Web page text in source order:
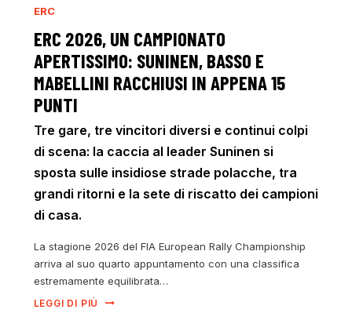
ERC
ERC 2026, UN CAMPIONATO
APERTISSIMO: SUNINEN, BASSO E
MABELLINI RACCHIUSI IN APPENA 15
PUNTI
Tre gare, tre vincitori diversi e continui colpi
di scena: la caccia al leader Suninen si
sposta sulle insidiose strade polacche, tra
grandi ritorni e la sete di riscatto dei campioni
di casa.
La stagione 2026 del FIA European Rally Championship
arriva al suo quarto appuntamento con una classifica
estremamente equilibrata…
LEGGI DI PIÙ